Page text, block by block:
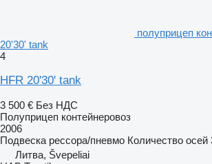
полуприцеп
20'30' tank
4
HFR 20'30' tank
3 500 € Без НДС
Полуприцеп контейнеровоз
2006
Подвеска рессора/пневмо Количество осей
Литва, Švepeliai